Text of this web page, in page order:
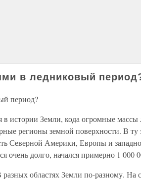
в ледниковый
период?
истории Земли, кода огромные массы
регионы земной поверхности. В ту
Северной Америки, Европы и
очень долго, начался примерно 1 000
областях Земли по-разному. На